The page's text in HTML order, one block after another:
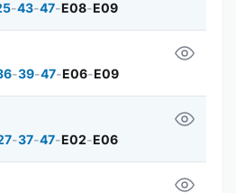
-43-47-E08-E09
-39-47-E06-E09
-37-47-E02-E06